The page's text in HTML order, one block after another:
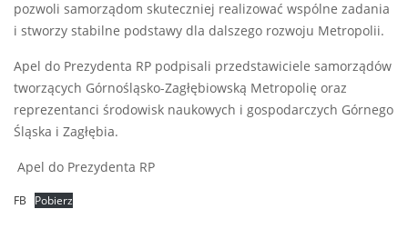
pozwoli samorządom skuteczniej realizować wspólne zadania
i stworzy stabilne podstawy dla dalszego rozwoju Metropolii.
Apel do Prezydenta RP podpisali przedstawiciele samorządów
tworzących Górnośląsko-Zagłębiowską Metropolię oraz
reprezentanci środowisk naukowych i gospodarczych Górnego
Śląska i Zagłębia.
Apel do Prezydenta RP
FB Pobierz